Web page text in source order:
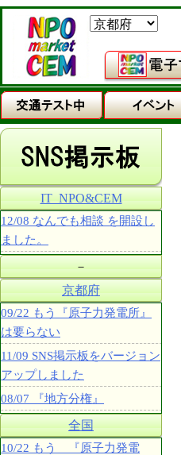
IT_NPO&CEM
12/08 なんでも相談 を開設し
ました。
－
京都府
09/22 もう『原子力発電所』
は要らない
11/09 SNS掲示板をバージョン
アップしました
08/07 『地方分権』
全国
10/22 もう 『原子力発電